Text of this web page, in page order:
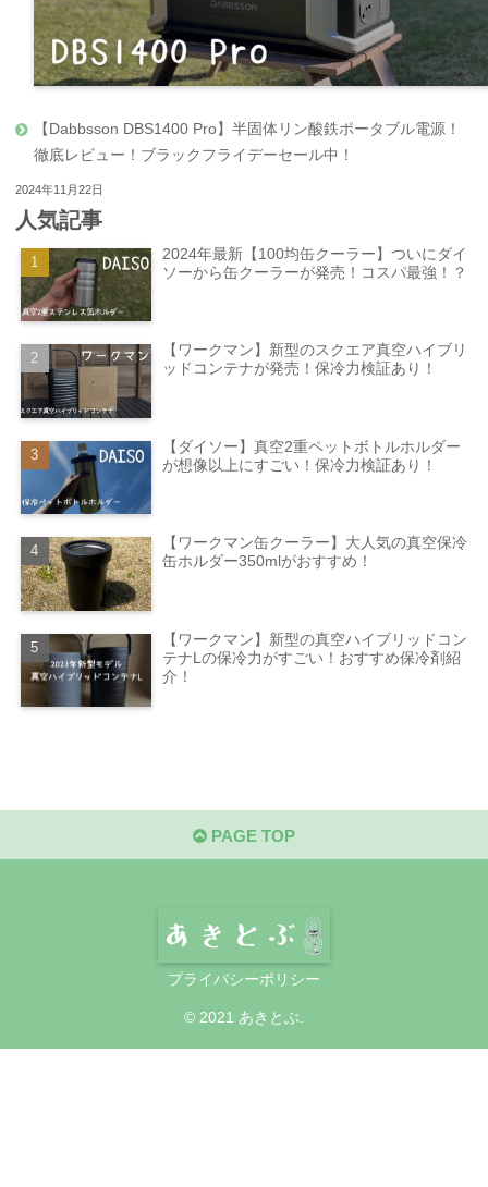
【Dabbsson DBS1400 Pro】半固体リン酸鉄ポータブル電源！
徹底レビュー！ブラックフライデーセール中！
2024年11月22日
人気記事
2024年最新【100均缶クーラー】ついにダイ
ソーから缶クーラーが発売！コスパ最強！？
【ワークマン】新型のスクエア真空ハイブリ
ッドコンテナが発売！保冷力検証あり！
【ダイソー】真空2重ペットボトルホルダー
が想像以上にすごい！保冷力検証あり！
【ワークマン缶クーラー】大人気の真空保冷
缶ホルダー350mlがおすすめ！
【ワークマン】新型の真空ハイブリッドコン
テナLの保冷力がすごい！おすすめ保冷剤紹
介！
PAGE TOP
プライバシーポリシー
© 2021 あきとぶ.